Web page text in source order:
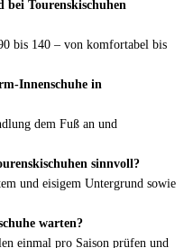
bei Tourenskischuhen
bis 140 – von komfortabel bis
Innenschuhe in
dem Fuß an und
sinnvoll?
und eisigem Untergrund sowie
warten?
einmal pro Saison prüfen und